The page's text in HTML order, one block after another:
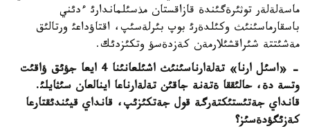
ماسةلةلةر توثئرةگئندة قازاقستان مذسئلماندارئ ءدئني
باسقارماسئنئث وكئلدةرئ بوپ بئرلةسئپ، اقتاؤداعئ ورتالئق
مةشئتتة شئراقشئلارمةن كةزدةسؤ وتكئزدئك.
- «اسئل ارنا» تةلةارناسئنئث اشئلعانئنا 4 ايعا جؤئق ؤاقئت
وتسة دة، حالئققا ةتةنة جاقئن تةلةارناعا اينالعان سئثايلئ.
قانداي جةتئستئكتةرگة قول جةتكئزئپ، قانداي قيئندئقتارعا
كةزئگؤدةسئز؟